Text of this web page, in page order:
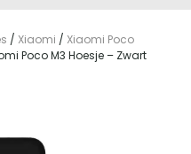
/ Xiaomi / Xiaomi Poco
Poco M3 Hoesje – Zwart